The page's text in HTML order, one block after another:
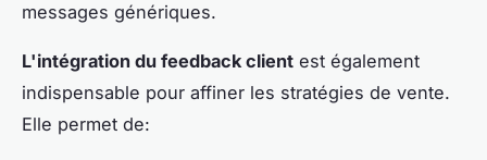
messages génériques.
L'intégration du feedback client est également
indispensable pour affiner les stratégies de vente.
Elle permet de: